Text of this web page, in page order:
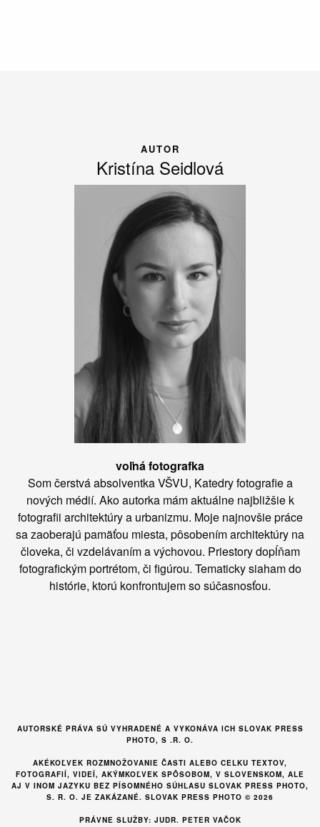
AUTOR
Kristína Seidlová
voľná fotografka
Som čerstvá absolventka VŠVU, Katedry fotografie a
nových médií. Ako autorka mám aktuálne najbližšie k
fotografii architektúry a urbanizmu. Moje najnovšie práce
sa zaoberajú pamäťou miesta, pôsobením architektúry na
človeka, či vzdelávaním a výchovou. Priestory dopĺňam
fotografickým portrétom, či figúrou. Tematicky siaham do
histórie, ktorú konfrontujem so súčasnosťou.
AUTORSKÉ PRÁVA SÚ VYHRADENÉ A VYKONÁVA ICH SLOVAK PRESS
PHOTO, S .R. O.
AKÉKOĽVEK ROZMNOŽOVANIE ČASTI ALEBO CELKU TEXTOV,
FOTOGRAFIÍ, VIDEÍ, AKÝMKOĽVEK SPÔSOBOM, V SLOVENSKOM, ALE
AJ V INOM JAZYKU BEZ PÍSOMNÉHO SÚHLASU SLOVAK PRESS PHOTO,
S. R. O. JE ZAKÁZANÉ. SLOVAK PRESS PHOTO © 2026
PRÁVNE SLUŽBY: JUDR. PETER VAČOK